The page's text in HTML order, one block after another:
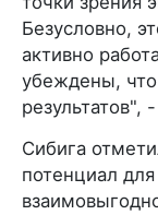
Безусловно,
активно
убеждены,
результатов",
Сибига
потенциал